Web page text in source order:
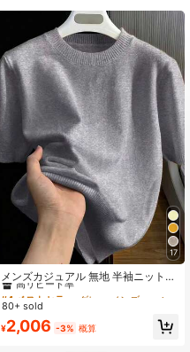
17
メンズカジュアル 無地 半袖ニットト
ップ、デイリーウェアや通勤に適し
ています
#4 ベストセラー
グレー メンズニットトップス
高リピート率
#4 ベストセラー
高リピート率
#4 ベストセラー
高リピート率
#4 ベストセラー
高リピート率
80+ sold
¥2,006 -3% 概算